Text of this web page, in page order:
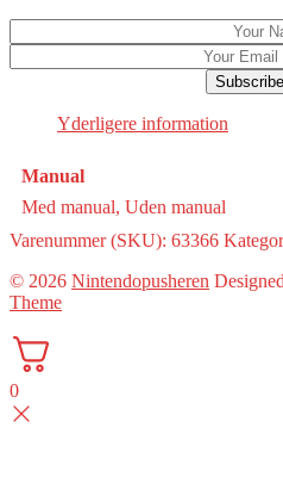
Yderligere information
Manual
Med manual, Uden manual
Varenummer (SKU): 63366
© 2026 Nintendopusheren
Theme
0